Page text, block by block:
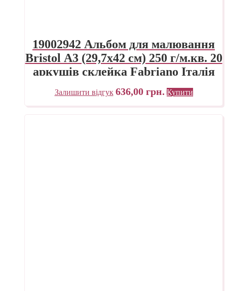
19002942 Альбом для малювання
Bristol А3 (29,7х42 см) 250 г/м.кв. 20
аркушів склейка Fabriano Італія
Залишити відгук 636,00 грн. Купити